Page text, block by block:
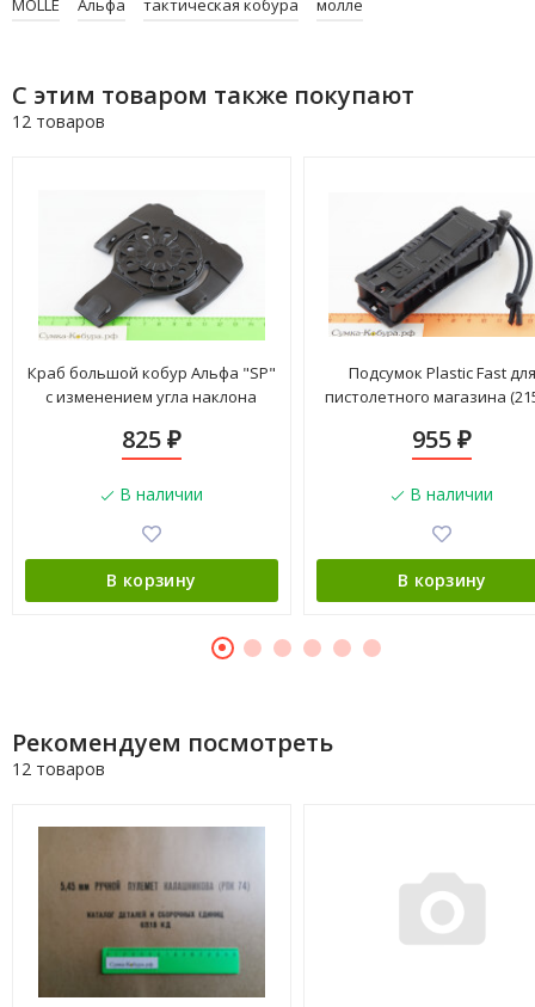
MOLLE Альфа тактическая кобура молле
С этим товаром также покупают
12 товаров
Краб большой кобур Альфа "SP"
с изменением угла наклона
825 ₽
В наличии
В корзину
Подсумок Plastic Fast для
пистолетного магазина
955₽
В наличии
В корзину
Рекомендуем посмотреть
12 товаров